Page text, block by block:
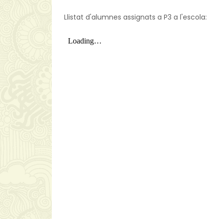
Llistat d'alumnes assignats a P3 a l'escola: